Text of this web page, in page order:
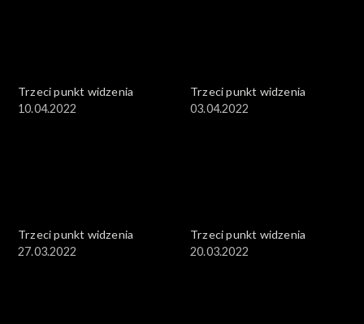
Trzeci punkt widzenia
10.04.2022
Trzeci punkt widzenia
03.04.2022
Trzeci punkt widzenia
27.03.2022
Trzeci punkt widzenia
20.03.2022